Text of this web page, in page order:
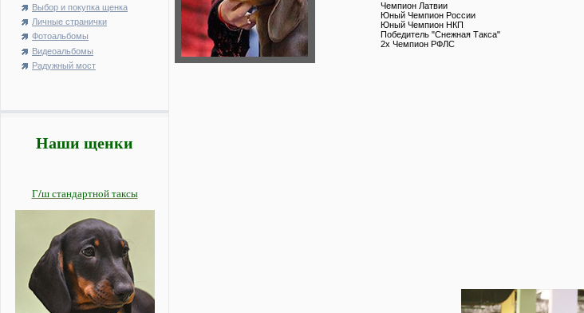
Выбор и покупка щенка
Личные странички
Фотоальбомы
Видеоальбомы
Радужный мост
Наши щенки
Г/ш стандартной таксы
Чемпион Латвии
Юный Чемпион России
Юный Чемпион НКП
Победитель "Снежная Такса"
2х Чемпион РФЛС